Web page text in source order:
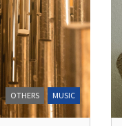
OTHERS MUSIC